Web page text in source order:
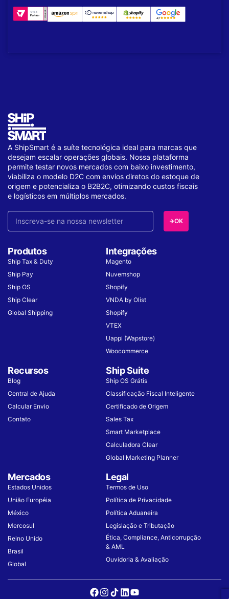
A ShipSmart é a suíte tecnológica ideal para marcas que
desejam escalar operações globais. Nossa plataforma
permite testar novos mercados com baixo investimento,
viabiliza o modelo D2C com envios diretos do estoque de
origem e potencializa o B2B2C, otimizando custos fiscais
e logísticos em múltiplos mercados.
OK
Produtos
Ship Tax & Duty
Ship Pay
Ship OS
Ship Clear
Global Shipping
Integrações
Magento
Nuvemshop
Shopify
VNDA by Olist
Shopify
VTEX
Uappi (Wapstore)
Woocommerce
Recursos
Blog
Central de Ajuda
Calcular Envio
Contato
Ship Suite
Ship OS Grátis
Classificação Fiscal Inteligente
Certificado de Origem
Sales Tax
Smart Marketplace
Calculadora Clear
Global Marketing Planner
Mercados
Estados Unidos
União Européia
México
Mercosul
Reino Unido
Brasil
Global
Legal
Termos de Uso
Política de Privacidade
Política Aduaneira
Legislação e Tributação
Ética, Compliance, Anticorrupção
& AML
Ouvidoria & Avaliação